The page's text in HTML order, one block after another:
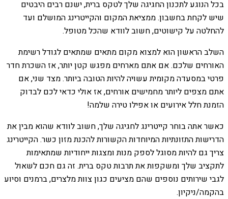
בכל הנוגע לתכנון החגיגה שלך לטקס ברית, ישנם רבים היבטים
שיש לקחת בחשבון. ממציאת המקום והקייטרינג המושלם ועד
להחלטה על קישוטים, חשוב לוודא שהכל מטופל.
השלב הראשון הוא למצוא מקום מתאים שמתאים לגודל רשימת
האורחים שלכם. אם אתם מארחים מפגש קטן יותר, אז השכרת חדר
פרטי במסעדה מקומית עשויה להיות הטובה ביותר. מצד שני, אם
אתם מצפים ליותר מחמישים אורחים, אז אולי כדאי לכם לבדוק
הזמנת חלל אירועים או אפילו טירה שלמה!
כאשר אתה בוחר קייטרינג לחגיגה שלך, חשוב לוודא שהוא מבין את
הדרישות התזונתיות המיוחדות הקשורות להכנת מזון כשר. הקייטרינג
צריך גם להיות מסוגל לספק מנות ומצגות ייחודיות שמתאימות
לתקציב שלך ומשקפות את תרבות טקס ברית. זה גם חכם לשאול
לגבי שירותים נוספים שהם מציעים כגון צוות מלצרים, ברמנים וסיוע
בהקמה/ניקיון.